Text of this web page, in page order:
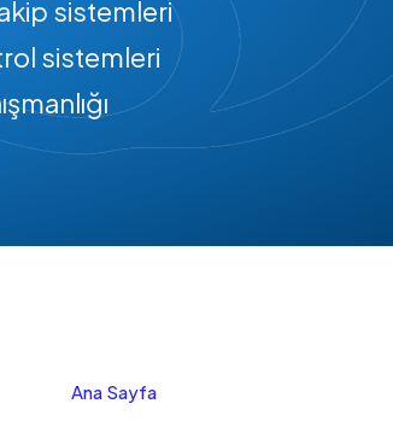
sistemleri
sistemleri
Ana Sayfa